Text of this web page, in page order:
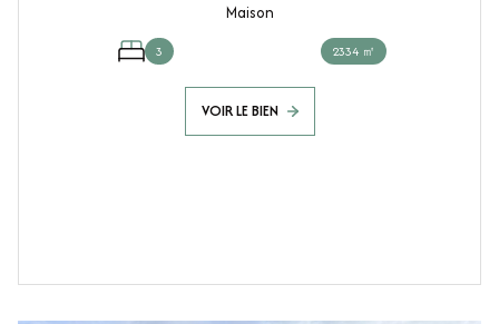
Maison
3 2334 ㎡
VOIR LE BIEN